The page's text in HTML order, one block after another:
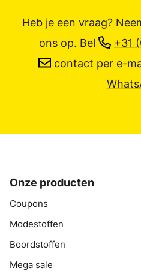
Heb je een vraag?
ons op. Bel +31
contact per e-
Onze producten
Coupons
Modestoffen
Boordstoffen
Mega sale